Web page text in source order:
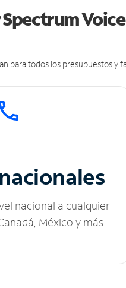
para todos los presupuestos y
nacional a cualquier
México y más.